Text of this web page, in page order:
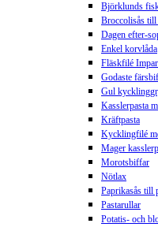
Björklunds
Broccolisås till
Dagen efter-
Enkel korvlåda
Fläskfilé
Godaste
Gul
Kasslerpasta
Kräftpasta
Kycklingfilé
Mager
Morotsbiffar
Nötlax
Paprikasås till
Pastarullar
Potatis- och